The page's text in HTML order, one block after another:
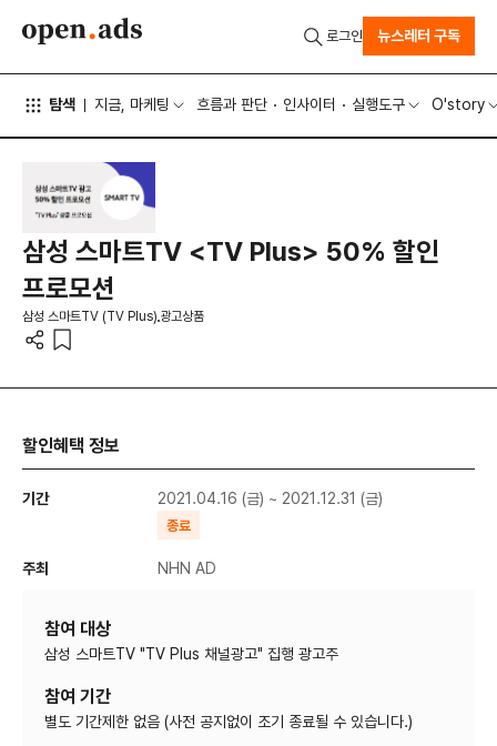
탐색 지금, 마케팅 흐름과 판단 인사이터 실행도구 O'story
로그인 뉴스레터 구독
삼성 스마트TV <TV Plus> 50% 할인
프로모션
삼성 스마트TV (TV Plus) 광고상품
할인혜택 정보
기간 2021.04.16 (금) ~ 2021.12.31 (금)
종료
주최 NHN AD
참여 대상
삼성 스마트TV "TV Plus 채널광고" 집행 광고주
참여 기간
별도 기간제한 없음 (사전 공지없이 조기 종료될 수 있습니다.)